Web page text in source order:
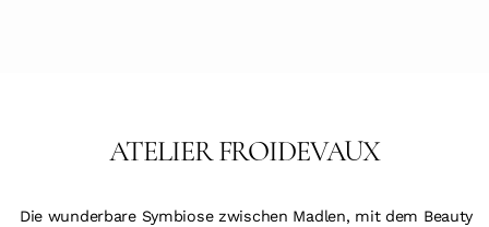
KONTAKT
ATELIER FROIDEVAUX
Die wunderbare Symbiose zwischen Madlen, mit dem Beauty